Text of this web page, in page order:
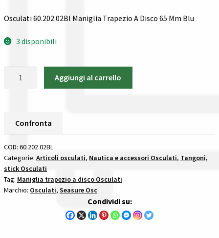
Confronta
I nostri negozi
Riepilogo ordine
Spedizioni in italia
Tutte le categorie dei prodotti
Wishlist
Osculati 60.202.02Bl Maniglia Trapezio A Disco 65 Mm Blu
3 disponibili
65
Mm
Blu
stick
e
Aggiungi al carrello
Confronta
COD: 60.202.02BL
Categorie: Articoli osculati, Nautica e accessori Osculati, Tangoni,
stick Osculati
Tag: Maniglia trapezio a disco Osculati
Marchio: Osculati, Seasure Osc
Condividi su: